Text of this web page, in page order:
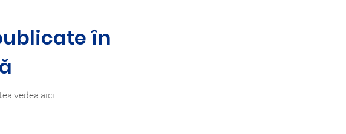
în
vedea aici.